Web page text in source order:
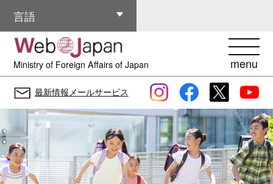
Ministry of Foreign Affairs of Japan menu
言語
その他の言語
最新情報メールサービス